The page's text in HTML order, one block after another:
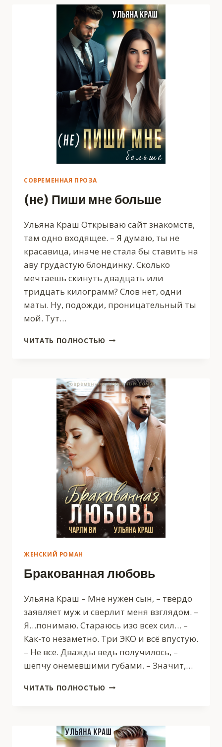
СОВРЕМЕННАЯ ПРОЗА
(не) Пиши мне больше
Ульяна Краш Открываю сайт знакомств,
там одно входящее. – Я думаю, ты не
красавица, иначе не стала бы ставить на
аву грудастую блондинку. Сколько
мечтаешь скинуть двадцать или
тридцать килограмм? Слов нет, одни
маты. Ну, подожди, проницательный ты
мой. Тут…
ЧИТАТЬ ПОЛНОСТЬЮ (НЕ)
ЖЕНСКИЙ РОМАН
Бракованная любовь
Ульяна Краш – Мне нужен сын, – твердо
заявляет муж и сверлит меня взглядом. –
Я…понимаю. Стараюсь изо всех сил… –
Как-то незаметно. Три ЭКО и всё впустую.
– Не все. Дважды ведь получилось, –
шепчу онемевшими губами. – Значит,…
ЧИТАТЬ ПОЛНОСТЬЮ БРАКОВАННАЯ